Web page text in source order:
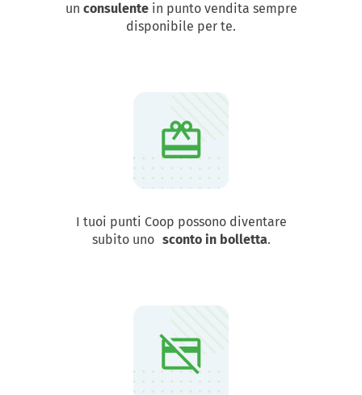
un consulentein punto vendita sempre
disponibile per te.
I tuoi punti Coop possono diventare
subito uno sconto in bolletta.